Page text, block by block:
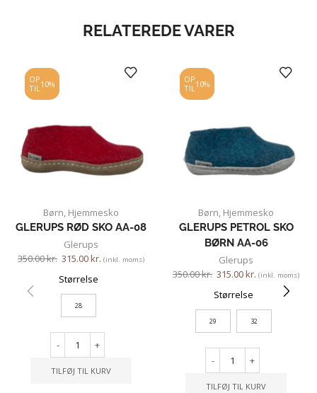
RELATEREDE VARER
OP
TIL10%
Børn, Hjemmesko
GLERUPS RØD SKO AA-08
Glerups
350.00kr. 315.00kr. (inkl. moms)
Størrelse
28
- +
TILFØJ TIL KURV
OP
TIL10%
Børn, Hjemmesko
GLERUPS PETROL SKO
BØRN AA-06
Glerups
350.00kr. 315.00kr. (inkl. moms)
Størrelse
29 32
- +
TILFØJ TIL KURV